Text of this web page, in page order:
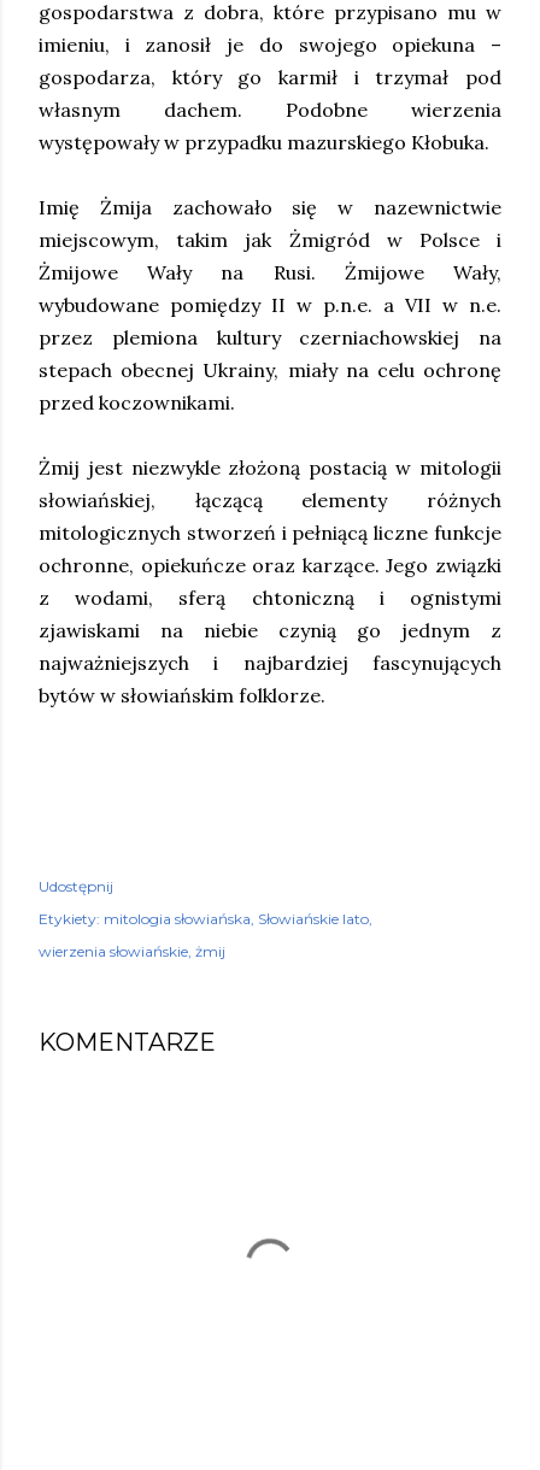
gospodarstwa z dobra, które przypisano mu w
imieniu, i zanosił je do swojego opiekuna –
gospodarza, który go karmił i trzymał pod
własnym dachem. Podobne wierzenia
występowały w przypadku mazurskiego Kłobuka.
Imię Żmija zachowało się w nazewnictwie
miejscowym, takim jak Żmigród w Polsce i
Żmijowe Wały na Rusi. Żmijowe Wały,
wybudowane pomiędzy II w p.n.e. a VII w n.e.
przez plemiona kultury czerniachowskiej na
stepach obecnej Ukrainy, miały na celu ochronę
przed koczownikami.
Żmij jest niezwykle złożoną postacią w mitologii
słowiańskiej, łączącą elementy różnych
mitologicznych stworzeń i pełniącą liczne funkcje
ochronne, opiekuńcze oraz karzące. Jego związki
z wodami, sferą chtoniczną i ognistymi
zjawiskami na niebie czynią go jednym z
najważniejszych i najbardziej fascynujących
bytów w słowiańskim folklorze.
Udostępnij
Etykiety: mitologia słowiańska Słowiańskie lato
wierzenia słowiańskie żmij
KOMENTARZE